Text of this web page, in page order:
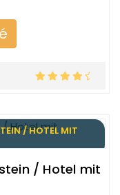
/ HOTEL MIT
/ Hotel mit